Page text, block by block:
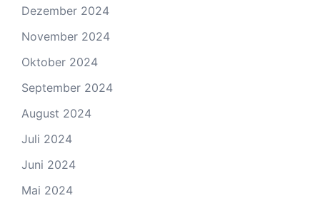
Dezember 2024
November 2024
Oktober 2024
September 2024
August 2024
Juli 2024
Juni 2024
Mai 2024